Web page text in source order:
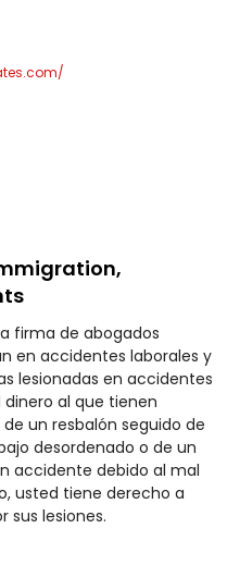
firma de abogados
en accidentes laborales y
lesionadas en accidentes
al que tienen
un resbalón seguido de
desordenado o de un
accidente debido al mal
usted tiene derecho a
sus lesiones.